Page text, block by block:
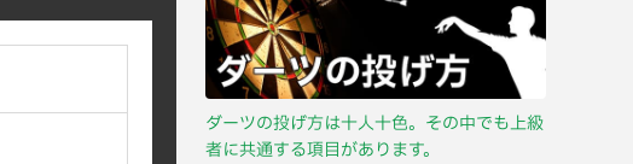
ダーツの投げ方は十人十色。その中でも上級
者に共通する項目があります。